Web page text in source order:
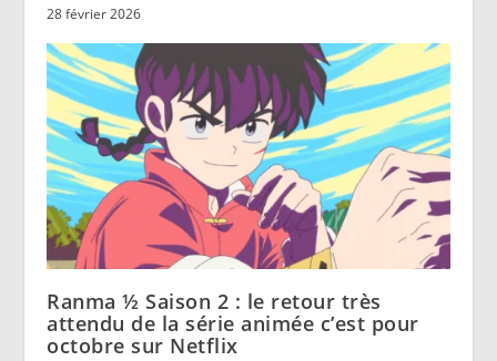
28 février 2026
Ranma ½ Saison 2 : le retour très
attendu de la série animée c’est pour
octobre sur Netflix